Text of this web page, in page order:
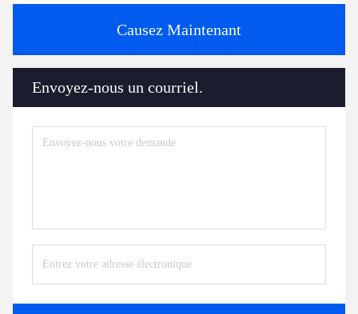
Causez Maintenant
Envoyez-nous un courriel.